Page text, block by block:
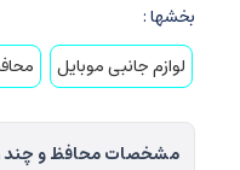
بخشها :
لوازم جانبی موبایل
مشخصات محافظ و چند